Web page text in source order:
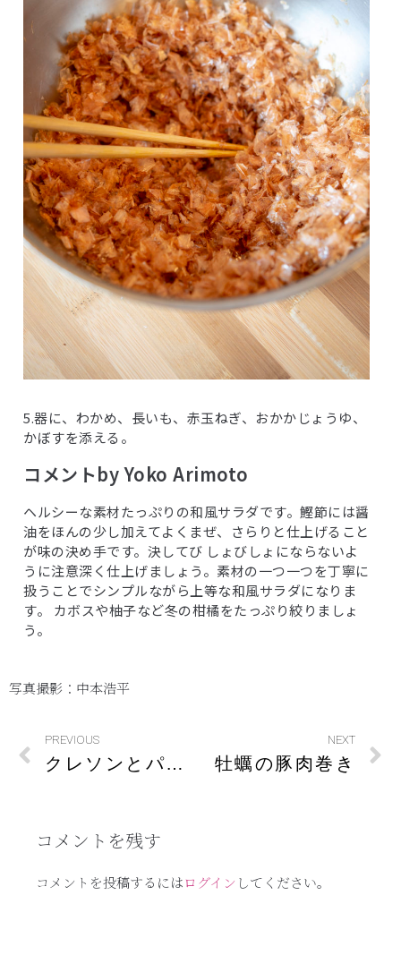
5.器に、わかめ、長いも、赤玉ねぎ、おかかじょうゆ、
かぼすを添える。
コメントby Yoko Arimoto
ヘルシーな素材たっぷりの和風サラダです。鰹節には醤
油をほんの少し加えてよくまぜ、さらりと仕上げること
が味の決め手です。決してび しょびしょにならないよ
うに注意深く仕上げましょう。素材の一つ一つを丁寧に
扱うことでシンプルながら上等な和風サラダになりま
す。 カボスや柚子など冬の柑橘をたっぷり絞りましょ
う。
写真撮影：中本浩平
PREVIOUS
クレソンとパンチェッタのサラダ
NEXT
牡蠣の豚肉巻き
コメントを残す
コメントを投稿するにはログイン してください。